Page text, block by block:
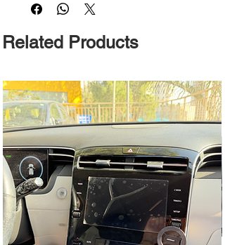
Related Products